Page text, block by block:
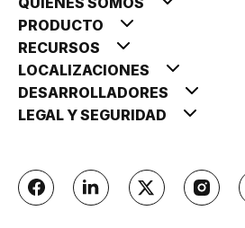
PRODUCTO
RECURSOS
LOCALIZACIONES
DESARROLLADORES
LEGAL Y SEGURIDAD